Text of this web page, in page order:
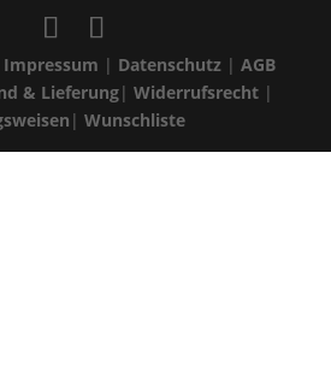
Impressum | Datenschutz| AGB
& Lieferung| Widerrufsrecht|
| Wunschliste